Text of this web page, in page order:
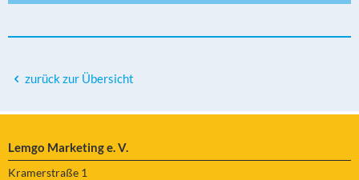
zurück zur Übersicht
Lemgo Marketing e. V.
Kramerstraße 1